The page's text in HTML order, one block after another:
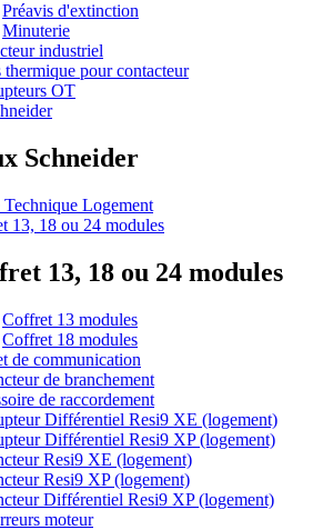
Préavis d'extinction
Minuterie
industriel
thermique pour contacteur
OT
Schneider
Technique Logement
13, 18 ou 24 modules
13, 18 ou 24 modules
Coffret 13 modules
Coffret 18 modules
de communication
de branchement
de raccordement
Différentiel Resi9 XE (logement)
Différentiel Resi9 XP (logement)
Resi9 XE (logement)
Resi9 XP (logement)
Différentiel Resi9 XP (logement)
moteur